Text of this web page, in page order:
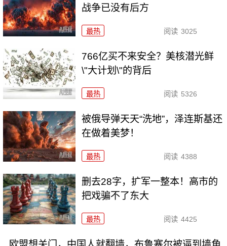
战争已没有后方
最热 阅读 3025
766亿买不来安全？美核潜光鲜
\"大计划\"的背后
最热 阅读 5326
被俄导弹天天“洗地”，泽连斯基还
在做着美梦！
最热 阅读 4388
删去28字，扩军一整本！高市的
把戏骗不了东大
最热 阅读 4425